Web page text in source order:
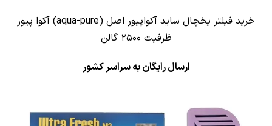
خرید فیلتر یخچال ساید آکواپیور اصل (aqua-pure) آکوا پیور
ظرفیت ۲۵۰۰ گالن
ارسال رایگان به سراسر کشور